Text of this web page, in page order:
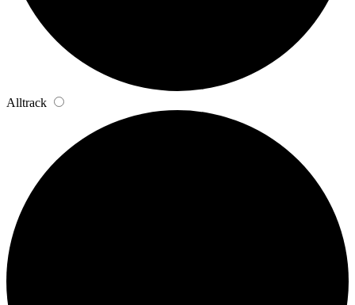
Alltrack